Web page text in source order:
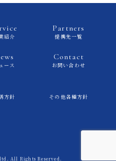
紹介
Partners
提携先一覧
ース
Contact
お問い合わせ
方針 その他各種方針
All Rights Reserved.